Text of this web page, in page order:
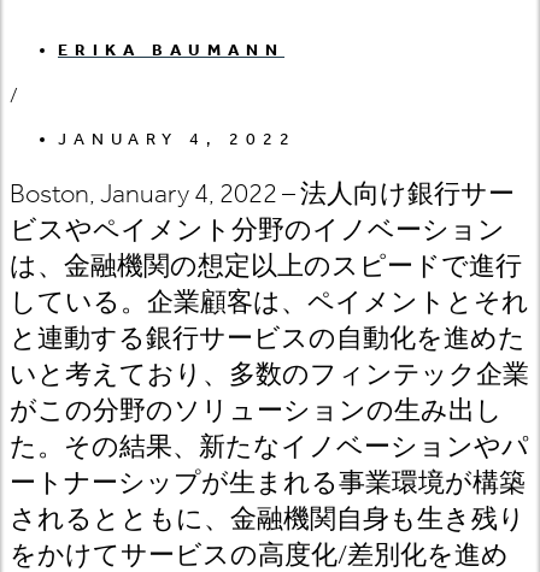
ERIKA BAUMANN
/
JANUARY 4, 2022
Boston, January 4, 2022 – 法人向け銀行サー
ビスやペイメント分野のイノベーション
は、金融機関の想定以上のスピードで進行
している。企業顧客は、ペイメントとそれ
と連動する銀行サービスの自動化を進めた
いと考えており、多数のフィンテック企業
がこの分野のソリューションの生み出し
た。その結果、新たなイノベーションやパ
ートナーシップが生まれる事業環境が構築
されるとともに、金融機関自身も生き残り
をかけてサービスの高度化/差別化を進め